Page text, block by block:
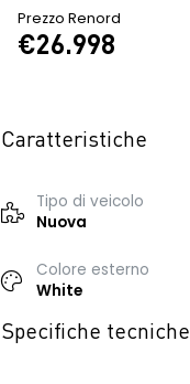
Prezzo Renord
€26.998
Caratteristiche
Tipo di veicolo
Nuova
Colore esterno
White
Specifiche tecniche